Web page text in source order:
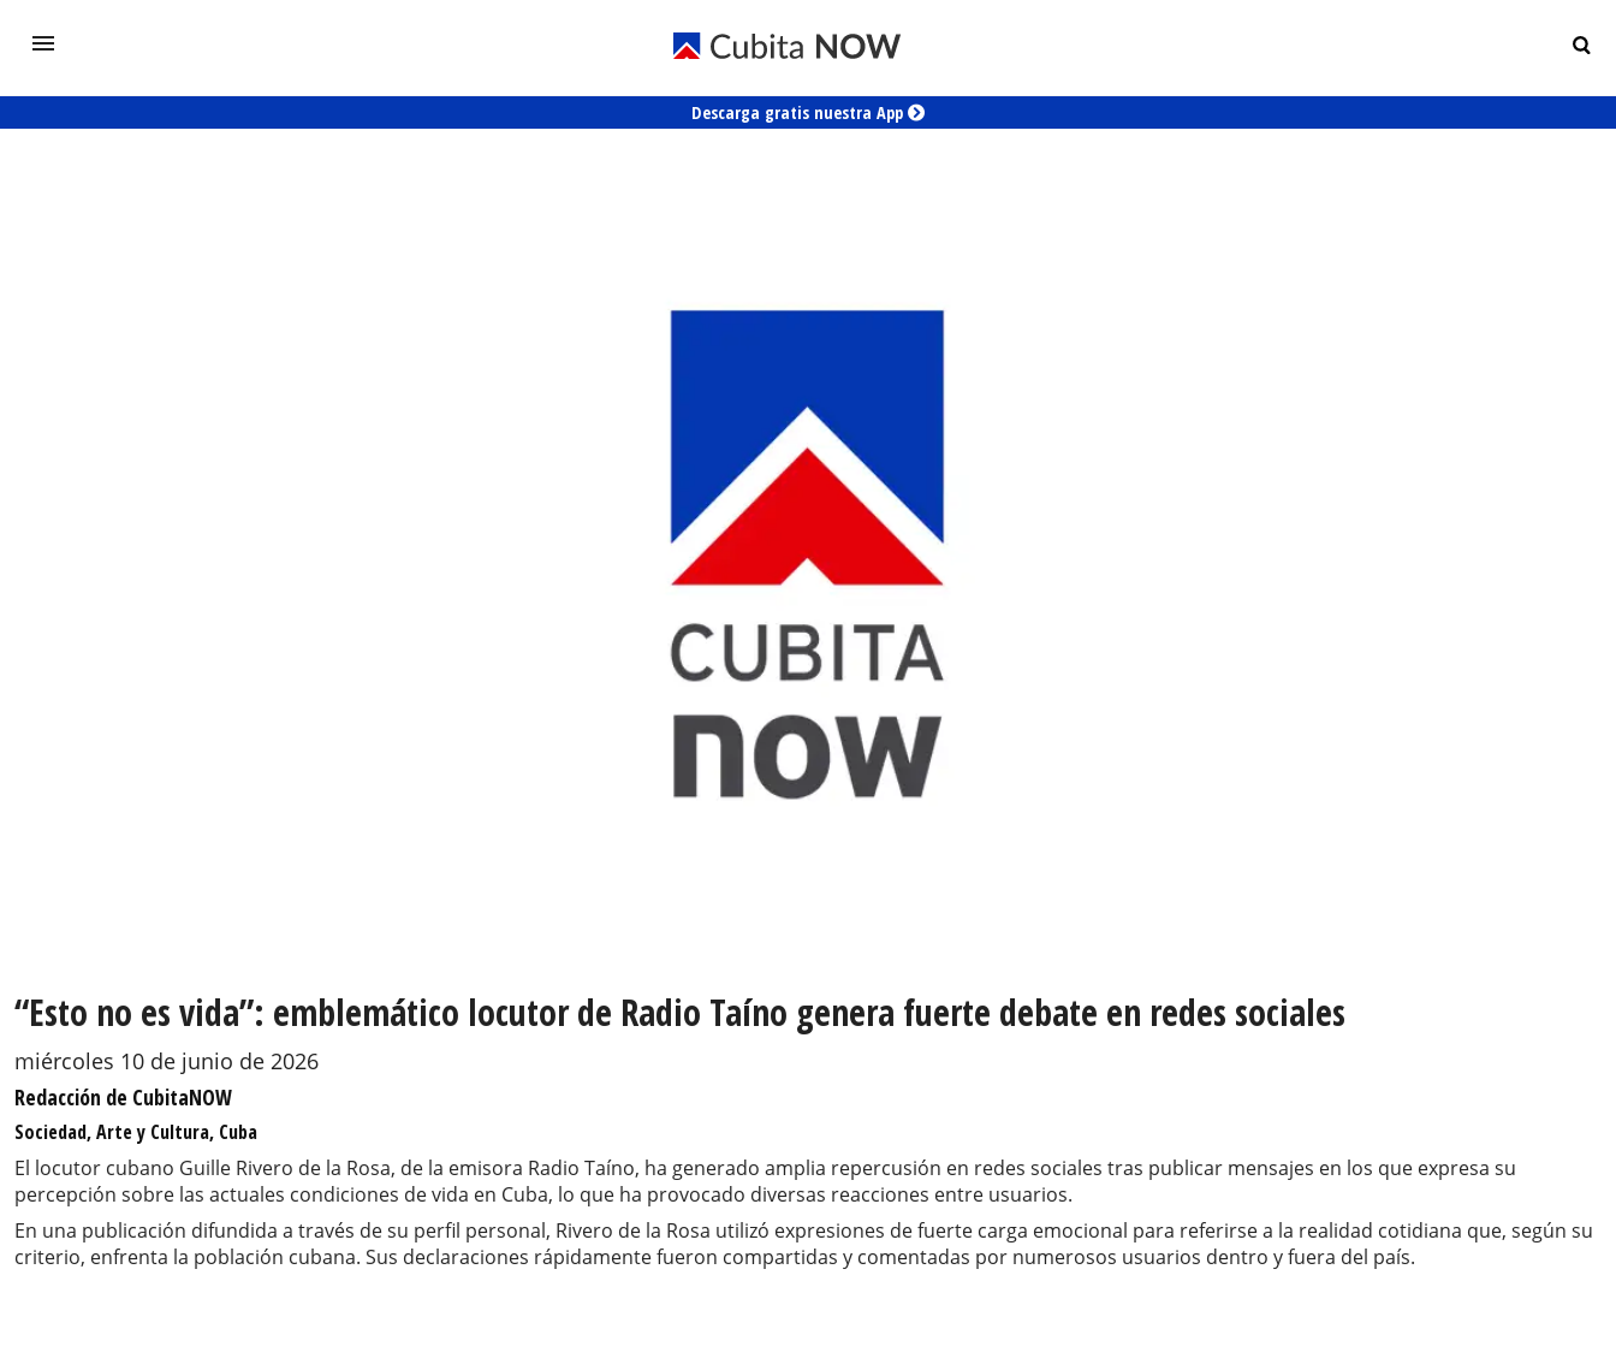
Descarga gratis nuestra App
“Esto no es vida”: emblemático locutor de Radio Taíno genera fuerte debate en redes sociales
miércoles 10 de junio de 2026
Redacción de CubitaNOW
Sociedad, Arte y Cultura, Cuba
El locutor cubano Guille Rivero de la Rosa, de la emisora Radio Taíno, ha generado amplia repercusión en redes sociales tras publicar mensajes en los que expresa su
percepción sobre las actuales condiciones de vida en Cuba, lo que ha provocado diversas reacciones entre usuarios.
En una publicación difundida a través de su perfil personal, Rivero de la Rosa utilizó expresiones de fuerte carga emocional para referirse a la realidad cotidiana que, según su
criterio, enfrenta la población cubana. Sus declaraciones rápidamente fueron compartidas y comentadas por numerosos usuarios dentro y fuera del país.